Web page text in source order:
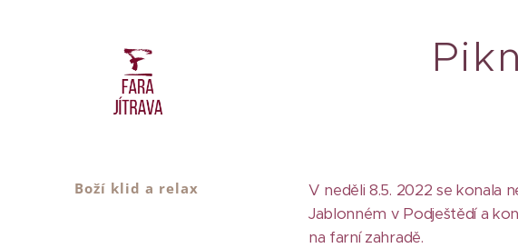
Boží klid a relax
V neděli 8.5. 2022 se konala
Jablonném v Podještědí a
na farní zahradě.